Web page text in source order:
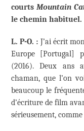
courts Mountain
le chemin habituel.
L. P-O. : J’ai écrit
Europe [Portugal]
(2016). Deux ans
chaman, que l’on
beaucoup le
d’écriture de film
sérieusement,